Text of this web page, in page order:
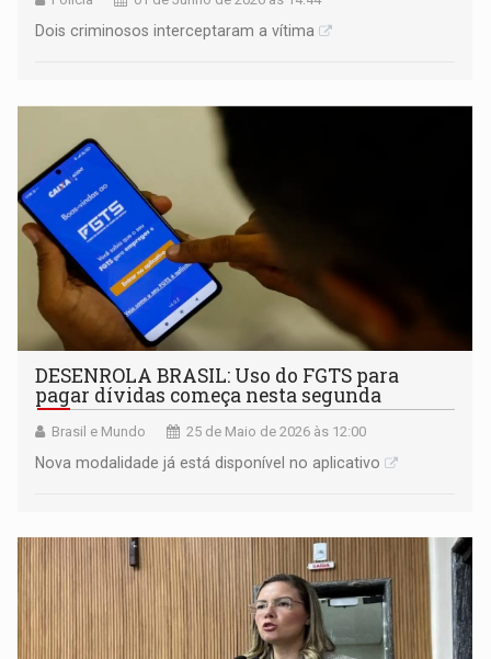
Dois criminosos interceptaram a vítima
DESENROLA BRASIL: Uso do FGTS para
pagar dívidas começa nesta segunda
Brasil e Mundo 25 de Maio de 2026 às 12:00
Nova modalidade já está disponível no aplicativo